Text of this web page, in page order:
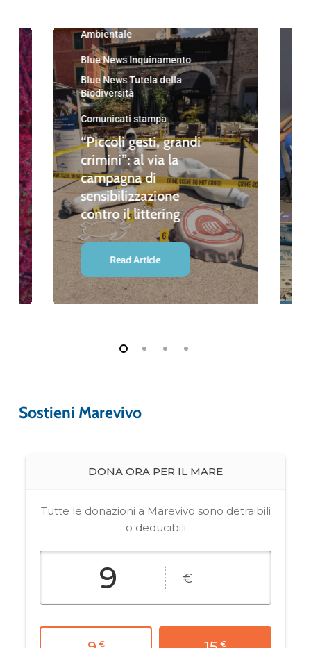
Ambientale
Blue News Inquinamento
Blue News Tutela della
Biodiversità
Comunicati stampa
“Piccoli gesti, grandi
crimini”: al via la
campagna di
sensibilizzazione
contro il littering
Read Article
Sostieni Marevivo